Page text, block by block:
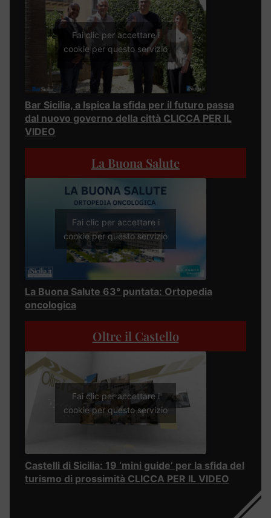
Fai clic per accettare i
cookie per questo servizio
Bar Sicilia, a Ispica la sfida per il futuro passa
dal nuovo governo della città CLICCA PER IL
VIDEO
La Buona Salute
Fai clic per accettare i
cookie per questo servizio
La Buona Salute 63° puntata: Ortopedia
oncologica
Oltre il Castello
Fai clic per accettare i
cookie per questo servizio
Castelli di Sicilia: 19 ‘mini guide’ per la sfida del
turismo di prossimità CLICCA PER IL VIDEO